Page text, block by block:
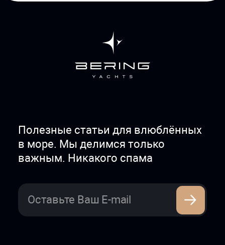
Полезные статьи для влюблённых
в море. Мы делимся только
важным. Никакого спама